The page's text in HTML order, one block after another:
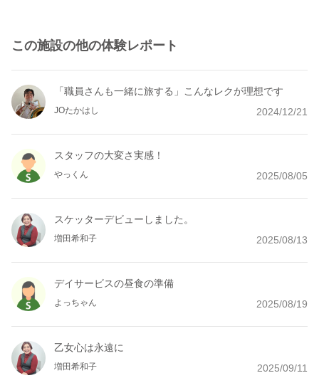
この施設の他の体験レポート
「職員さんも一緒に旅する」こんなレクが理想です
JOたかはし 2024/12/21
スタッフの大変さ実感！
やっくん 2025/08/05
スケッターデビューしました。
増田希和子 2025/08/13
デイサービスの昼食の準備
よっちゃん 2025/08/19
乙女心は永遠に
増田希和子 2025/09/11